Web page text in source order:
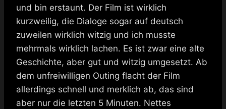
und bin erstaunt. Der Film ist wirklich
kurzweilig, die Dialoge sogar auf deutsch
zuweilen wirklich witzig und ich musste
mehrmals wirklich lachen. Es ist zwar eine alte
Geschichte, aber gut und witzig umgesetzt. Ab
dem unfreiwilligen Outing flacht der Film
allerdings schnell und merklich ab, das sind
aber nur die letzten 5 Minuten. Nettes